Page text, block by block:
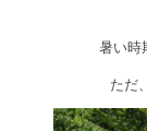
暑い時
ただ